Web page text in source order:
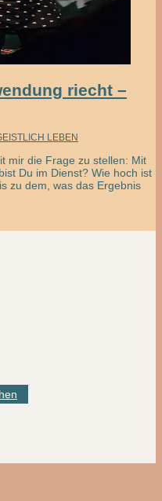
riecht –
LEBEN
mir die Frage zu stellen: Mit
Du im Dienst? Wie hoch ist
zu dem, was das Ergebnis